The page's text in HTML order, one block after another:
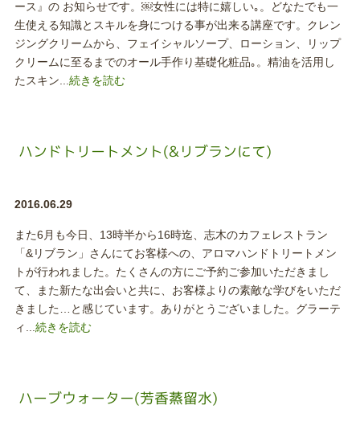
ース』の お知らせです。￼女性には特に嬉しい｡。どなたでも一
生使える知識とスキルを身につける事が出来る講座です。クレン
ジングクリームから、フェイシャルソープ、ローション、リップ
クリームに至るまでのオール手作り基礎化粧品｡。精油を活用し
たスキン...続きを読む
ハンドトリートメント(&リブランにて)
2016.06.29
また6月も今日、13時半から16時迄、志木のカフェレストラン
「&リブラン」さんにてお客様への、アロマハンドトリートメン
トが行われました。たくさんの方にご予約ご参加いただきまし
て、また新たな出会いと共に、お客様よりの素敵な学びをいただ
きました…と感じています。ありがとうございました。グラーテ
ィ...続きを読む
ハーブウォーター(芳香蒸留水)